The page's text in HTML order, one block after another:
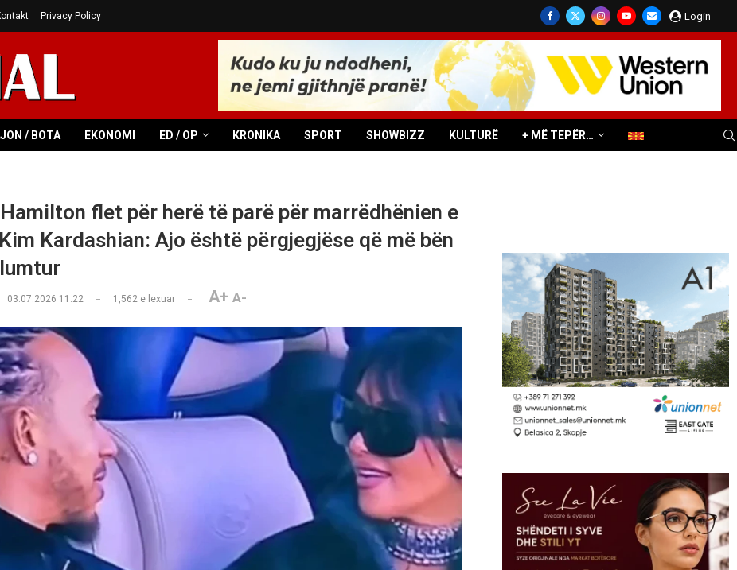
Privacy Policy Login
/ BOTA EKONOMI ED / OP KRONIKA SPORT SHOWBIZZ KULTURË + MË TEPËR…
flet për herë të parë për marrëdhënien e
Kardashian: Ajo është përgjegjëse që më bën
03.07.2026 11:22 1,562e lexuar A+ A-